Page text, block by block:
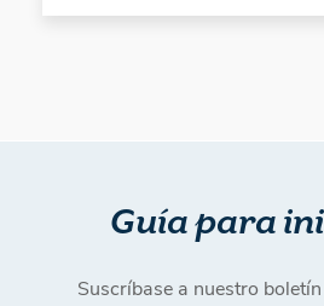
Guía para
Suscríbase a nuestro